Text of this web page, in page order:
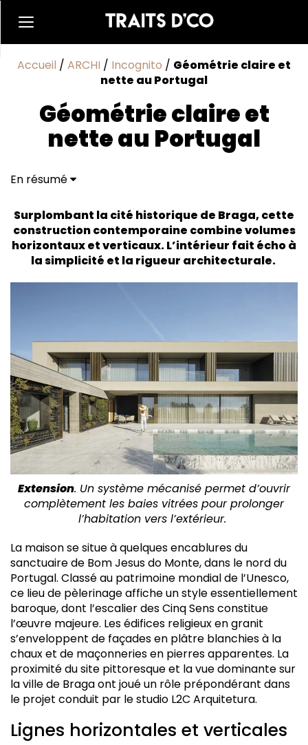
Accueil / ARCHI / Incognito / Géométrie claire et
nette au Portugal
Géométrie claire et
nette au Portugal
En résumé
Marbre précieux et bois noble
Surplombant la cité historique de Braga, cette
construction contemporaine combine volumes
horizontaux et verticaux. L’intérieur fait écho à
la simplicité et la rigueur architecturale.
Extension. Un système mécanisé permet d’ouvrir
complètement les baies vitrées pour prolonger
l’habitation vers l’extérieur.
La maison se situe à quelques encablures du
sanctuaire de Bom Jesus do Monte, dans le nord du
Portugal. Classé au patrimoine mondial de l’Unesco,
ce lieu de pèlerinage affiche un style essentiellement
baroque, dont l’escalier des Cinq Sens constitue
l’œuvre majeure. Les édifices religieux en granit
s’enveloppent de façades en plâtre blanchies à la
chaux et de maçonneries en pierres apparentes. La
proximité du site pittoresque et la vue dominante sur
la ville de Braga ont joué un rôle prépondérant dans
le projet conduit par le studio L2C Arquitetura.
Lignes horizontales et verticales